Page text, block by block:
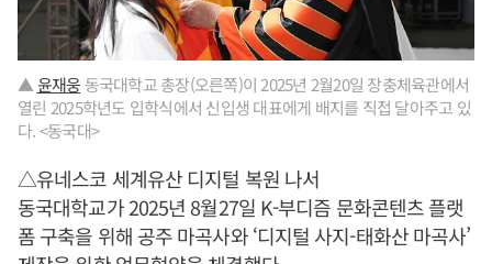
▲윤재웅 동국대학교 총장(오른쪽)이 2025년 2월20일 장충체육관에서
열린 2025학년도 입학식에서 신입생 대표에게 배지를 직접 달아주고 있
다. <동국대>
△유네스코 세계유산 디지털 복원 나서
동국대학교가 2025년 8월27일 K-부디즘 문화콘텐츠 플랫
폼 구축을 위해 공주 마곡사와 ‘디지털 사지-태화산 마곡사’